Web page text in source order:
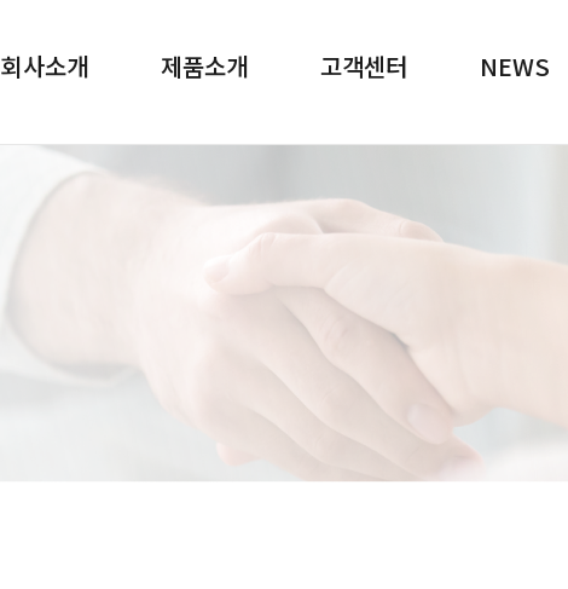
회사소개 제품소개 고객센터 NEWS